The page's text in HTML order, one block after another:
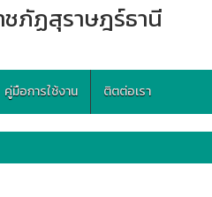
ชภัฏสุราษฎร์ธานี
คู่มือการใช้งาน ติตต่อเรา